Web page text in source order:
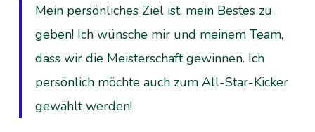
Mein persönliches Ziel ist, mein Bestes zu
geben! Ich wünsche mir und meinem Team,
dass wir die Meisterschaft gewinnen. Ich
persönlich möchte auch zum All-Star-Kicker
gewählt werden!